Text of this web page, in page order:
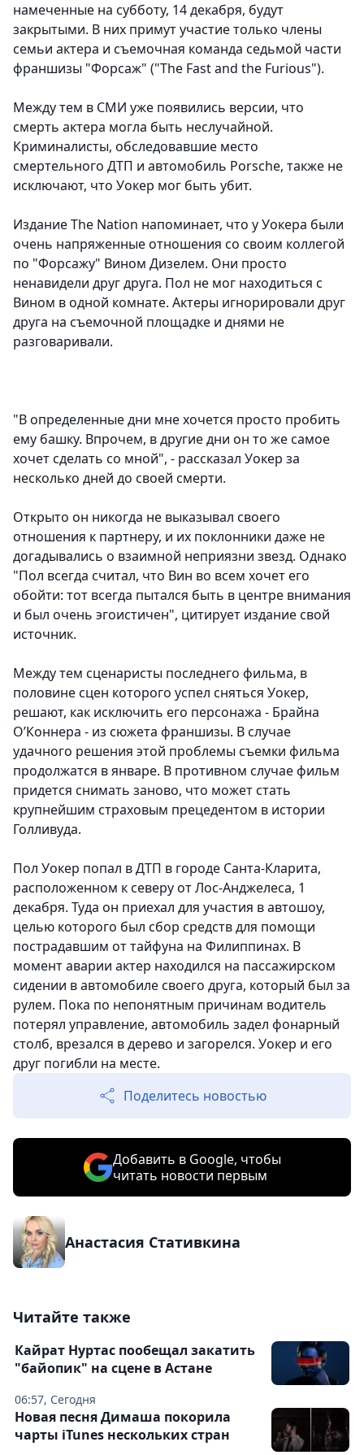
намеченные на субботу, 14 декабря, будут
закрытыми. В них примут участие только члены
семьи актера и съемочная команда седьмой части
франшизы "Форсаж" ("The Fast and the Furious").
Между тем в СМИ уже появились версии, что
смерть актера могла быть неслучайной.
Криминалисты, обследовавшие место
смертельного ДТП и автомобиль Porsche, также не
исключают, что Уокер мог быть убит.
Издание The Nation напоминает, что у Уокера были
очень напряженные отношения со своим коллегой
по "Форсажу" Вином Дизелем. Они просто
ненавидели друг друга. Пол не мог находиться с
Вином в одной комнате. Актеры игнорировали друг
друга на съемочной площадке и днями не
разговаривали.
"В определенные дни мне хочется просто пробить
ему башку. Впрочем, в другие дни он то же самое
хочет сделать со мной", - рассказал Уокер за
несколько дней до своей смерти.
Открыто он никогда не выказывал своего
отношения к партнеру, и их поклонники даже не
догадывались о взаимной неприязни звезд. Однако
"Пол всегда считал, что Вин во всем хочет его
обойти: тот всегда пытался быть в центре внимания
и был очень эгоистичен", цитирует издание свой
источник.
Между тем сценаристы последнего фильма, в
половине сцен которого успел сняться Уокер,
решают, как исключить его персонажа - Брайна
О’Коннера - из сюжета франшизы. В случае
удачного решения этой проблемы съемки фильма
продолжатся в январе. В противном случае фильм
придется снимать заново, что может стать
крупнейшим страховым прецедентом в истории
Голливуда.
Пол Уокер попал в ДТП в городе Санта-Кларита,
расположенном к северу от Лос-Анджелеса, 1
декабря. Туда он приехал для участия в автошоу,
целью которого был сбор средств для помощи
пострадавшим от тайфуна на Филиппинах. В
момент аварии актер находился на пассажирском
сидении в автомобиле своего друга, который был за
рулем. Пока по непонятным причинам водитель
потерял управление, автомобиль задел фонарный
столб, врезался в дерево и загорелся. Уокер и его
друг погибли на месте.
Поделитесь новостью
Добавить в Google, чтобы
читать новости первым
Анастасия Стативкина
Читайте также
06:57, Сегодня
Кайрат Нуртас пообещал закатить
"байопик" на сцене в Астане
Новая песня Димаша покорила
чарты iTunes нескольких стран